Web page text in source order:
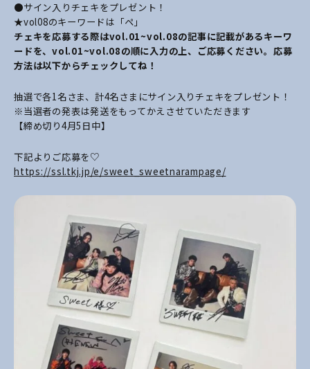
●サイン入りチェキをプレゼント！
★vol08のキーワードは「ペ」
チェキを応募する際はvol.01~vol.08の記事に記載があるキーワ
ードを、vol.01~vol.08の順に入力の上、ご応募ください。応募
方法は以下からチェックしてね！
抽選で各1名さま、計4名さまにサイン入りチェキをプレゼント！
※当選者の発表は発送をもってかえさせていただきます
【締め切り4月5日中】
下記よりご応募を♡
https://ssl.tkj.jp/e/sweet_sweetnarampage/